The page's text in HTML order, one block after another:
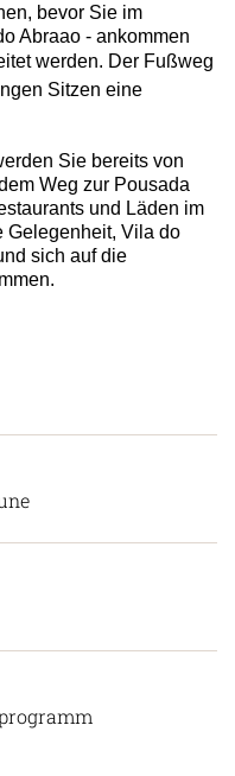
bevor Sie im
Abraao - ankommen
werden. Der Fußweg
Sitzen eine
Sie bereits von
Weg zur Pousada
und Läden im
Gelegenheit, Vila do
sich auf die